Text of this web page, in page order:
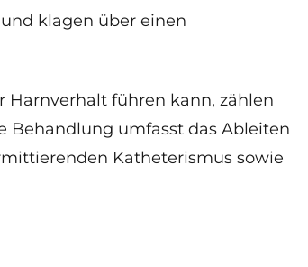
klagen über einen
führen kann, zählen
Behandlung umfasst das Ableiten
Katheterismus sowie